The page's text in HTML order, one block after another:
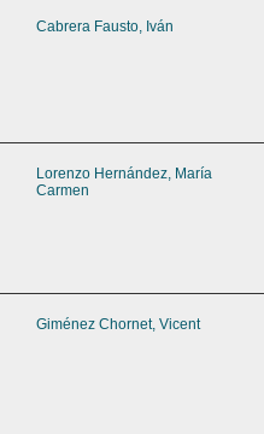
Cabrera Fausto, Iván
Lorenzo Hernández, María
Carmen
Giménez Chornet, Vicent